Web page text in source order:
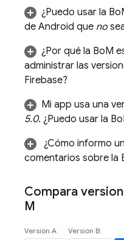
¿Puedo usar la
de Android que no
¿Por qué la BoM
administrar las
Firebase?
Mi app usa una
5.0. ¿Puedo usar la
¿Cómo informo
comentarios sobre la
Compara
M